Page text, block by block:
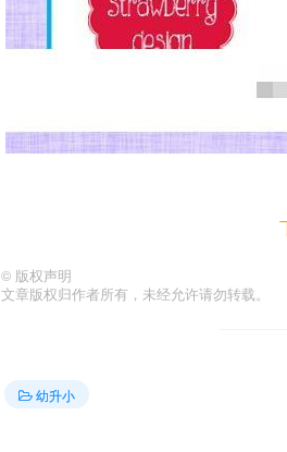
© 版权声明
文章版权归作者所有，未经允许请勿转载。
幼升小